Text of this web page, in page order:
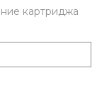
картриджа